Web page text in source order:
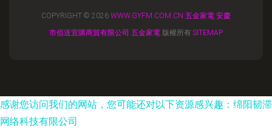
COPYRIGHT © 2026 WWW.GYFM.COM.CN 五金家電 安慶
市佰送宜購商貿有限公司 五金家電 版權所有 SITEMAP
感谢您访问我们的网站，您可能还对以下资源感兴趣：绵阳韧滞
网络科技有限公司